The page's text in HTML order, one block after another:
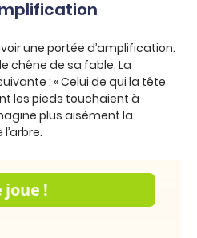
une portée d’amplification.
chêne de sa fable, La
: « Celui de qui la tête
les pieds touchaient à
plus aisément la